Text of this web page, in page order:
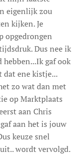
eigenlijk zou
kijken. Je
opgedrongen
Dus nee ik
hebben...Ik gaf ook
dat ene kistje...
zo wat dan met
op Marktplaats
aan Chris
aan het is jouw
keuze snel
wordt vervolgd.